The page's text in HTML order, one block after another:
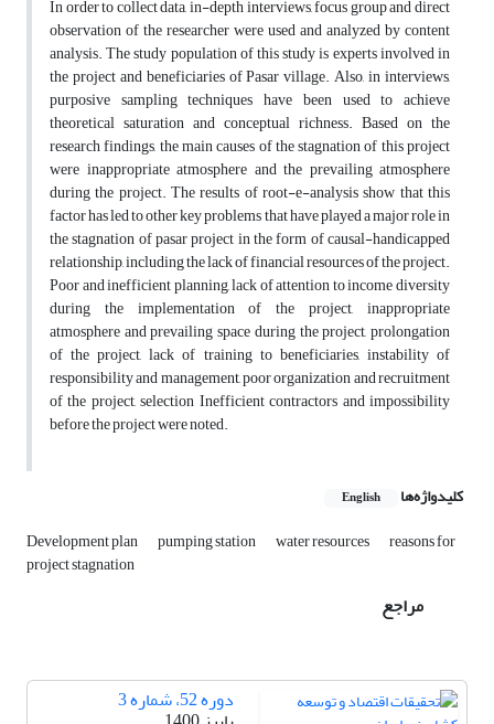
In order to collect data, in-depth interviews, focus group and direct
observation of the researcher were used and analyzed by content
analysis. The study population of this study is experts involved in
the project and beneficiaries of Pasar village. Also, in interviews,
purposive sampling techniques have been used to achieve
theoretical saturation and conceptual richness. Based on the
research findings, the main causes of the stagnation of this project
were inappropriate atmosphere and the prevailing atmosphere
during the project. The results of root-e-analysis show that this
factor has led to other key problems that have played a major role in
the stagnation of pasar project in the form of causal-handicapped
relationship, including the lack of financial resources of the project.
Poor and inefficient planning, lack of attention to income diversity
during the implementation of the project, inappropriate
atmosphere and prevailing space during the project, prolongation
of the project, lack of training to beneficiaries, instability of
responsibility and management, poor organization and recruitment
of the project, selection Inefficient contractors and impossibility
before the project were noted.
کلیدواژه‌ها English
Development plan pumping station water resources reasons for
project stagnation
مراجع
دوره 52، شماره 3